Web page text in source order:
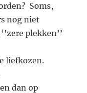
Soms,
nog niet
plekken’’
liefkozen.
dan op